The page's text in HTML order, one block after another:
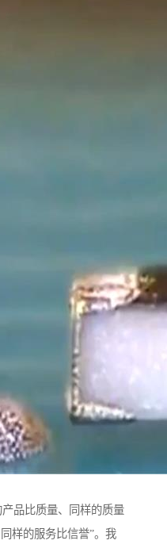
品比质量、同样的质量
样的服务比信誉”。我